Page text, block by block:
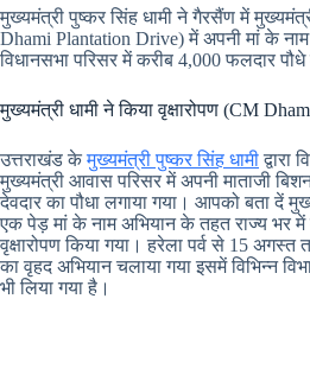
मुख्यमंत्री पुष्कर सिंह धामी ने गैरसैंण में
Dhami Plantation Drive) में अपनी मां के
विधानसभा परिसर में करीब 4,000 फलदार पौधे
मुख्यमंत्री धामी ने किया वृक्षारोपण (CM
उत्तराखंड केमुख्यमंत्री पुष्कर सिंह धामीद्वारा
मुख्यमंत्री आवास परिसर में अपनी माताजी
देवदार का पौधा लगाया गया। आपको बता दें
एक पेड़ मां के नाम अभियान के तहत राज्य भर में
वृक्षारोपण किया गया। हरेला पर्व से 15 अगस्त
का वृहद अभियान चलाया गया इसमें विभिन्न
भी लिया गया है।